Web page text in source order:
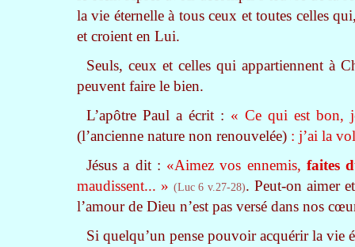
la vie éternelle à tous ceux et toutes celles
et croient en Lui.
Seuls, ceux et celles qui appartiennent à
peuvent faire le bien.
L’apôtre Paul a écrit : « Ce qui est bon,
(l’ancienne nature non renouvelée) : j’ai la
Jésus a dit : «Aimez vos ennemis, faites
maudissent... » (Luc 6 v.27-28). Peut-on aimer
l’amour de Dieu n’est pas versé dans nos
Si quelqu’un pense pouvoir acquérir la vie